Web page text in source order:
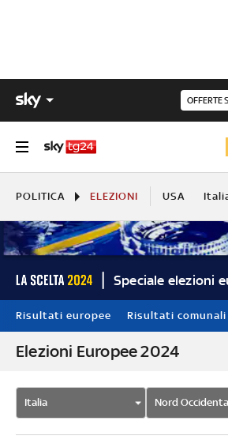
OFFERTE
POLITICA ELEZIONI USA
Speciale elezioni
Risultati europee Risultati comunali
Elezioni Europee 2024
Italia Nord